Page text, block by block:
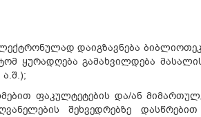
დაიგზავნება
ყურადღება გამახვილდება
ფაკულტეტების და/ან
შეხვედრებზე